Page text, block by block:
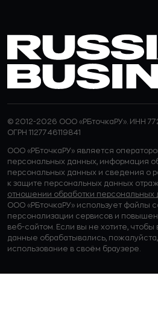
© 2012-2026 ООО «РБточкаРУ». ИНН
ОГРН 1127746119841
ООО «РБточкаРУ» является
персональных данных, информация
персональных данных и сведения о
к защите персональных данных
отношении обработки персональных
ООО «РБточкаРУ» использует файлы
персонализации сервисов и
веб-сайтом. Если вы не хотите,
данные обрабатывались, пожалуйста,
использование в своём браузере.